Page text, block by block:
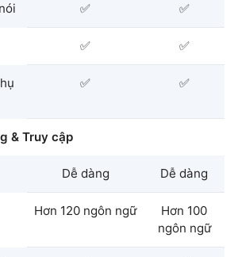
✅ ✅
✅ ✅
✅ ✅
& Truy cập
Dễ dàng Dễ dàng
Hơn 120 ngôn ngữ
Hơn 100
ngôn ngữ